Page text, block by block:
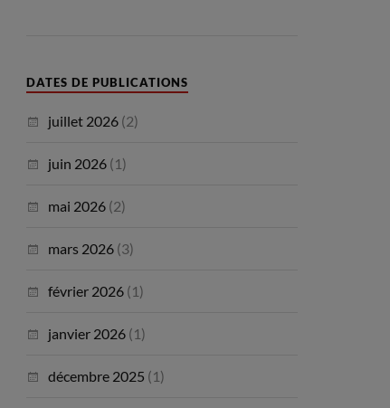
DATES DE PUBLICATIONS
juillet 2026 (2)
juin 2026 (1)
mai 2026 (2)
mars 2026 (3)
février 2026 (1)
janvier 2026 (1)
décembre 2025 (1)